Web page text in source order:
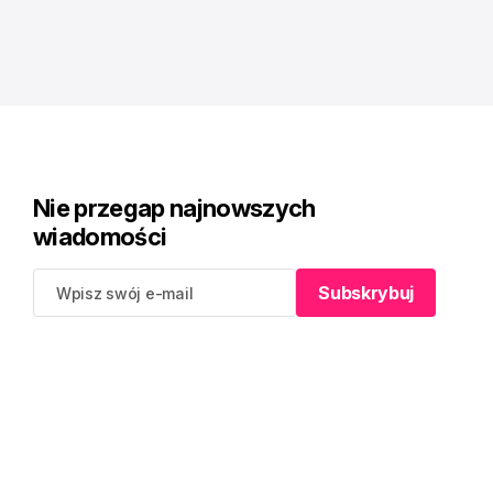
Nie przegap najnowszych
wiadomości
Subskrybuj
Subskrybuj